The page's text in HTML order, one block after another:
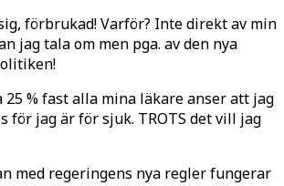
förbrukad! Varför? Inte direkt av min
jag tala om men pga. av den nya
25 % fast alla mina läkare anser att jag
för jag är för sjuk. TROTS det vill jag
med regeringens nya regler fungerar